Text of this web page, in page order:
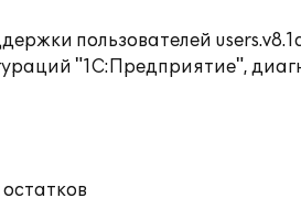
пользователей
"1С:Предприятие",